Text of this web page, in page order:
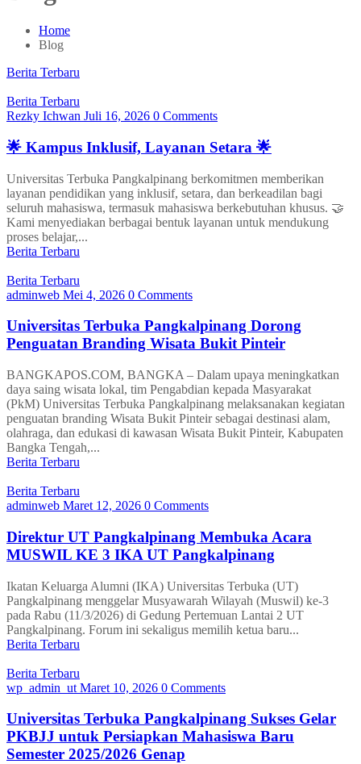
Home
Blog
Berita Terbaru
Berita Terbaru
Rezky Ichwan Juli 16, 2026 0 Comments
🌟 Kampus Inklusif, Layanan Setara 🌟
Universitas Terbuka Pangkalpinang berkomitmen memberikan
layanan pendidikan yang inklusif, setara, dan berkeadilan bagi
seluruh mahasiswa, termasuk mahasiswa berkebutuhan khusus. 🤝
Kami menyediakan berbagai bentuk layanan untuk mendukung
proses belajar,...
Berita Terbaru
Berita Terbaru
adminweb Mei 4, 2026 0 Comments
Universitas Terbuka Pangkalpinang Dorong
Penguatan Branding Wisata Bukit Pinteir
BANGKAPOS.COM, BANGKA – Dalam upaya meningkatkan
daya saing wisata lokal, tim Pengabdian kepada Masyarakat
(PkM) Universitas Terbuka Pangkalpinang melaksanakan kegiatan
penguatan branding Wisata Bukit Pinteir sebagai destinasi alam,
olahraga, dan edukasi di kawasan Wisata Bukit Pinteir, Kabupaten
Bangka Tengah,...
Berita Terbaru
Berita Terbaru
adminweb Maret 12, 2026 0 Comments
Direktur UT Pangkalpinang Membuka Acara
MUSWIL KE 3 IKA UT Pangkalpinang
Ikatan Keluarga Alumni (IKA) Universitas Terbuka (UT)
Pangkalpinang menggelar Musyawarah Wilayah (Muswil) ke-3
pada Rabu (11/3/2026) di Gedung Pertemuan Lantai 2 UT
Pangkalpinang. Forum ini sekaligus memilih ketua baru...
Berita Terbaru
Berita Terbaru
wp_admin_ut Maret 10, 2026 0 Comments
Universitas Terbuka Pangkalpinang Sukses Gelar
PKBJJ untuk Persiapkan Mahasiswa Baru
Semester 2025/2026 Genap